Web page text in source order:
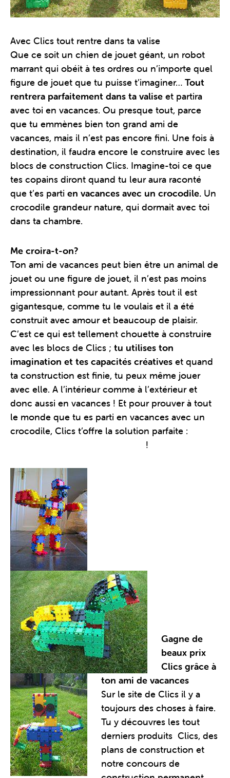
Avec Clics tout rentre dans ta valise
Que ce soit un chien de jouet géant, un robot
marrant qui obéit à tes ordres ou n’importe quel
figure de jouet que tu puisse t’imaginer… Tout
rentrera parfaitement dans ta valise et partira
avec toi en vacances. Ou presque tout, parce
que tu emmènes bien ton grand ami de
vacances, mais il n’est pas encore fini. Une fois à
destination, il faudra encore le construire avec les
blocs de construction Clics. Imagine-toi ce que
tes copains diront quand tu leur aura raconté
que t’es parti en vacances avec un crocodile. Un
crocodile grandeur nature, qui dormait avec toi
dans ta chambre.
Me croira-t-on?
Ton ami de vacances peut bien être un animal de
jouet ou une figure de jouet, il n’est pas moins
impressionnant pour autant. Après tout il est
gigantesque, comme tu le voulais et il a été
construit avec amour et beaucoup de plaisir.
C’est ce qui est tellement chouette à construire
avec les blocs de Clics ; tu utilises ton
imagination et tes capacités créatives et quand
ta construction est finie, tu peux même jouer
avec elle. A l’intérieur comme à l’extérieur et
donc aussi en vacances ! Et pour prouver à tout
le monde que tu es parti en vacances avec un
crocodile, Clics t’offre la solution parfaite :
!
Gagne de
beaux prix
Clics grâce à
ton ami de vacances
Sur le site de Clics il y a
toujours des choses à faire.
Tu y découvres les tout
derniers produits Clics, des
plans de construction et
notre concours de